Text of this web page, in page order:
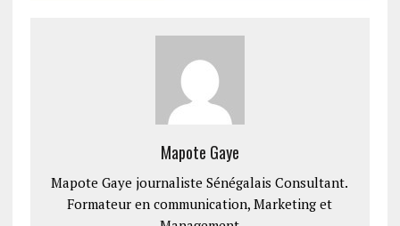
Mapote Gaye
Mapote Gaye journaliste Sénégalais Consultant.
Formateur en communication, Marketing et